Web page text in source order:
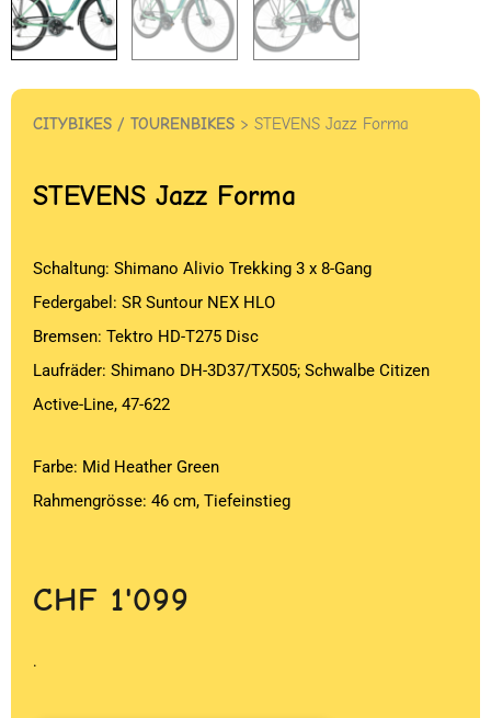
CITYBIKES / TOURENBIKES > STEVENS Jazz Forma
STEVENS Jazz Forma
Schaltung: Shimano Alivio Trekking 3 x 8-Gang
Federgabel: SR Suntour NEX HLO
Bremsen: Tektro HD-T275 Disc
Laufräder: Shimano DH-3D37/TX505; Schwalbe Citizen
Active-Line, 47-622
Farbe: Mid Heather Green
Rahmengrösse: 46 cm, Tiefeinstieg
CHF 1'099
.